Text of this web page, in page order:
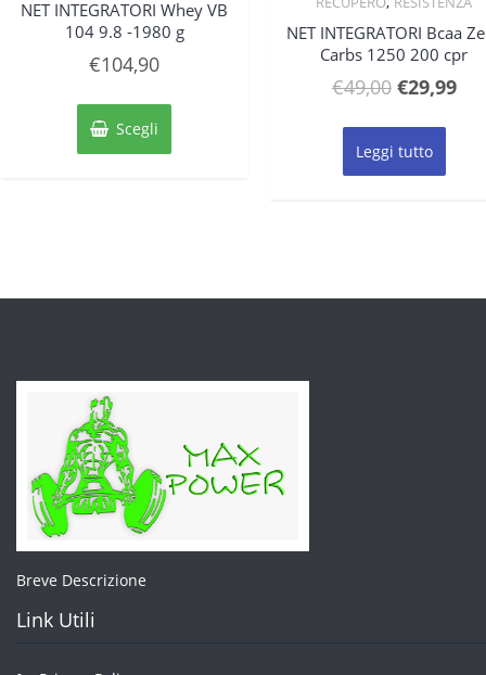
NET INTEGRATORI Whey VB
104 9.8 -1980 g
€104,90
Scegli
Questo
scelte
NET INTEGRATORI Bcaa
Carbs 1250 200 cpr
€49,00 Il
originale
era:
€29,99Il
Leggi tutto
Breve Descrizione
Link Utili